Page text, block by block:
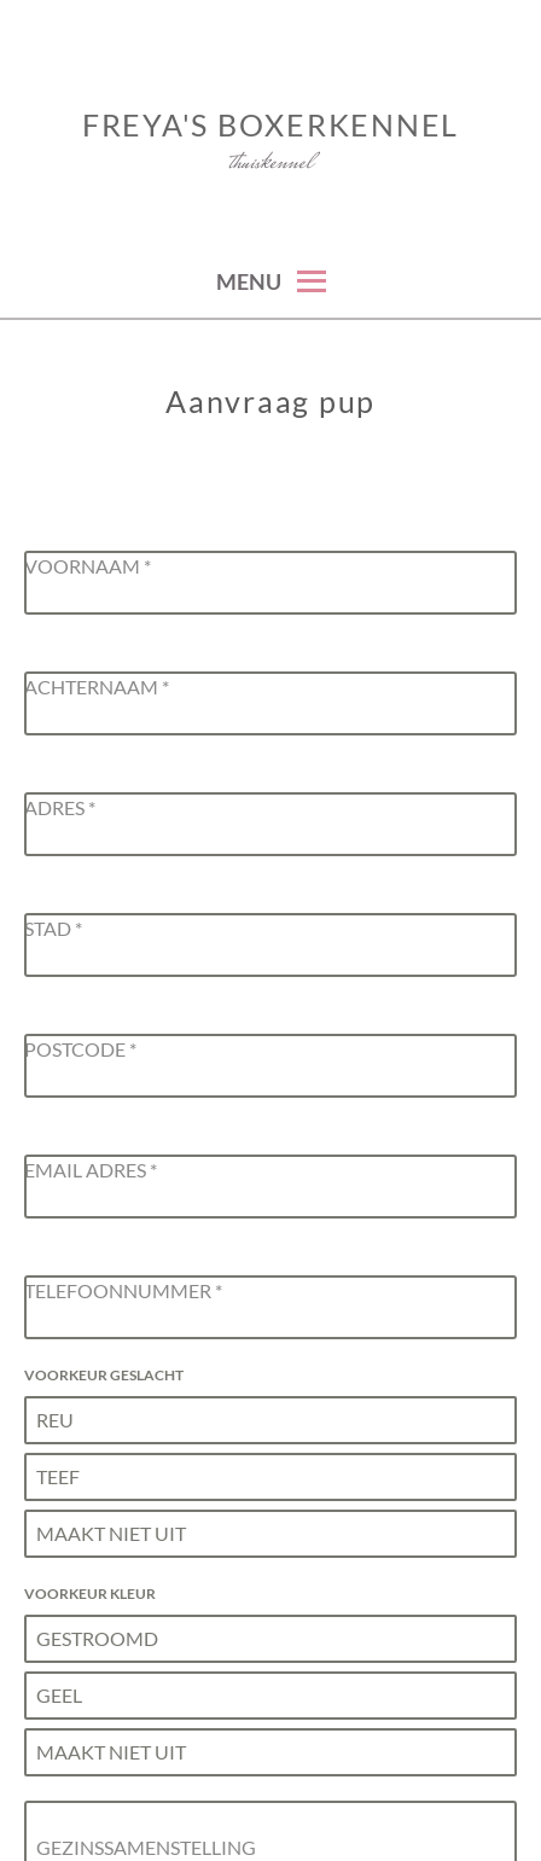
FREYA'S BOXERKENNEL
thuiskennel
MENU
Aanvraag pup
VOORNAAM *
ACHTERNAAM *
ADRES *
STAD *
POSTCODE *
EMAIL ADRES *
TELEFOONNUMMER *
VOORKEUR GESLACHT
REU
TEEF
MAAKT NIET UIT
VOORKEUR KLEUR
GESTROOMD
GEEL
MAAKT NIET UIT
GEZINSSAMENSTELLING